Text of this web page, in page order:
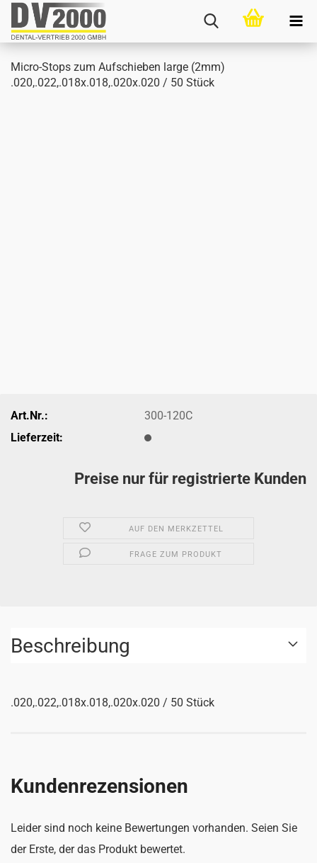
Micro-​Stops zum Auf­schie­ben large (2mm)
.020,.022,.018x.018,.020x.020 / 50 Stück
Art.Nr.:
300-120C
Lieferzeit:
Preise nur für registrierte Kunden
AUF DEN MERKZETTEL
FRAGE ZUM PRODUKT
Beschreibung
.020,.022,.018x.018,.020x.020 / 50 Stück
Kundenrezensionen
Leider sind noch keine Bewertungen vorhanden. Seien Sie
der Erste, der das Produkt bewertet.